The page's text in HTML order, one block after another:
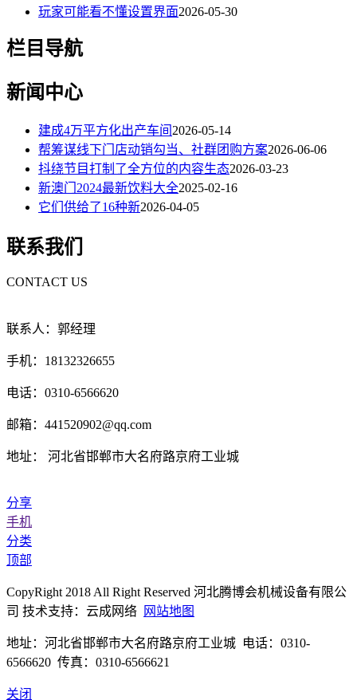
玩家可能看不懂设置界面2026-05-30
栏目导航
新闻中心
建成4万平方化出产车间2026-05-14
帮筹谋线下门店动销勾当、社群团购方案2026-06-06
抖绕节目打制了全方位的内容生态2026-03-23
新澳门2024最新饮料大全2025-02-16
它们供给了16种新2026-04-05
联系我们
CONTACT US
联系人：郭经理
手机：18132326655
电话：0310-6566620
邮箱：441520902@qq.com
地址： 河北省邯郸市大名府路京府工业城
分享
手机
分类
顶部
CopyRight 2018 All Right Reserved 河北腾博会机械设备有限公
司 技术支持：云成网络
网站地图
地址：河北省邯郸市大名府路京府工业城 电话：0310-
6566620 传真：0310-6566621
关闭